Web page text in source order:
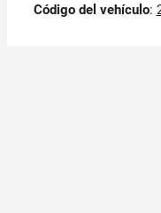
Código del vehículo: